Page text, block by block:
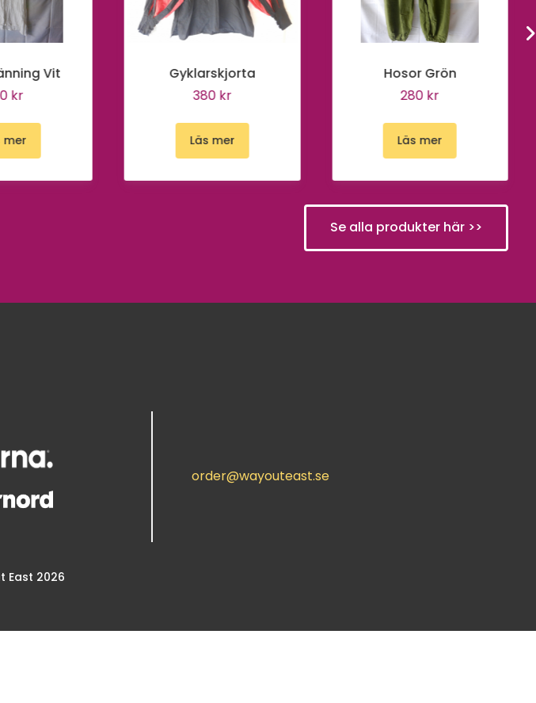
Vit
kr
mer
Gyklarskjorta
380 kr
Läs mer
Hosor Grön
280 kr
Läs mer
Se alla produkter här >>
order@wayouteast.se
East 2026